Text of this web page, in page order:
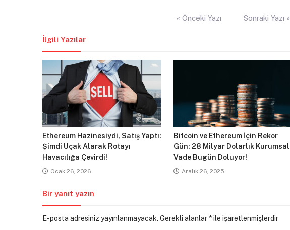
« Önceki Yazı Sonraki Yazı »
İlgili Yazılar
Ethereum Hazinesiydi, Satış Yaptı:
Şimdi Uçak Alarak Rotayı
Havacılığa Çevirdi!
Ocak 26, 2026
Bitcoin ve Ethereum İçin Rekor
Gün: 28 Milyar Dolarlık Kurumsal
Vade Bugün Doluyor!
Aralık 26, 2025
Bir yanıt yazın
E-posta adresiniz yayınlanmayacak. Gerekli alanlar *ile işaretlenmişlerdir